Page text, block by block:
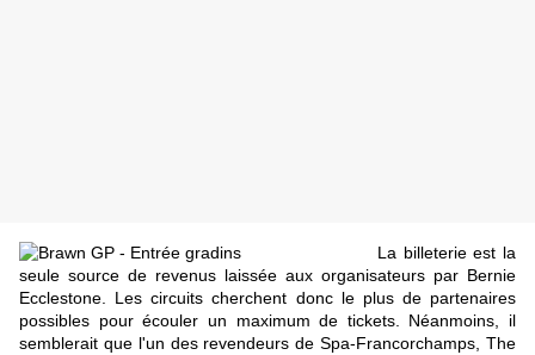
La billeterie est la
seule source de revenus laissée aux organisateurs par Bernie
Ecclestone. Les circuits cherchent donc le plus de partenaires
possibles pour écouler un maximum de tickets. Néanmoins, il
semblerait que l'un des revendeurs de Spa-Francorchamps, The